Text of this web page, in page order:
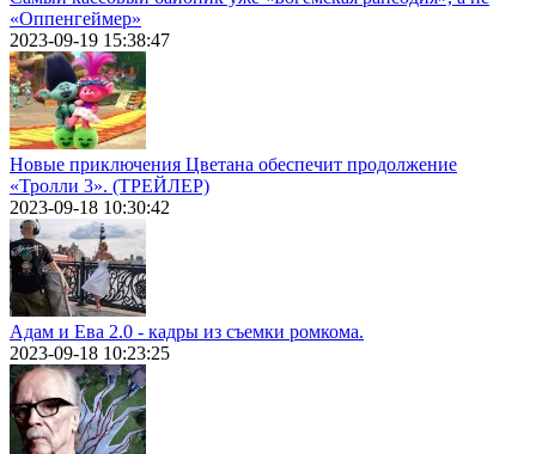
«Оппенгеймер»
2023-09-19 15:38:47
Новые приключения Цветана обеспечит продолжение
«Тролли 3». (ТРЕЙЛЕР)
2023-09-18 10:30:42
Адам и Ева 2.0 - кадры из съемки ромкома.
2023-09-18 10:23:25